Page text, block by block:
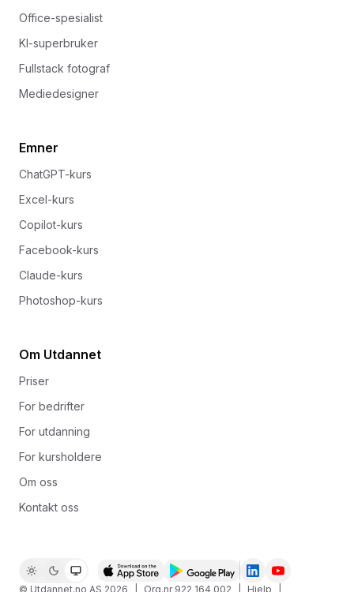
Office-spesialist
KI-superbruker
Fullstack fotograf
Mediedesigner
Emner
ChatGPT-kurs
Excel-kurs
Copilot-kurs
Facebook-kurs
Claude-kurs
Photoshop-kurs
Om Utdannet
Priser
For bedrifter
For utdanning
For kursholdere
Om oss
Kontakt oss
© Utdannet.no AS 2026 Org.nr 922 164 002 Hjelp